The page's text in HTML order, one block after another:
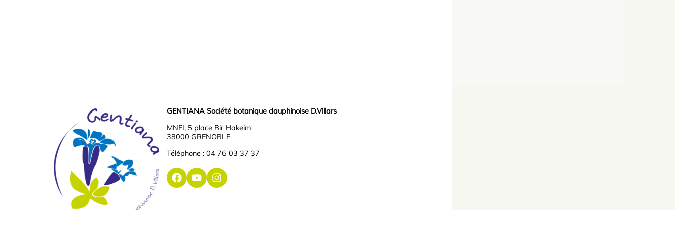
GENTIANA Société botanique dauphinoise D.Villars
MNEI, 5 place Bir Hakeim
38000 GRENOBLE
Téléphone : 04 76 03 37 37